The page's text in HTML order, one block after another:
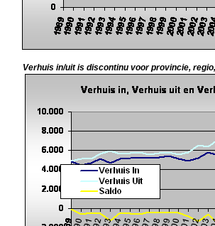
Verhuis in/uit is discontinu voor provincie,